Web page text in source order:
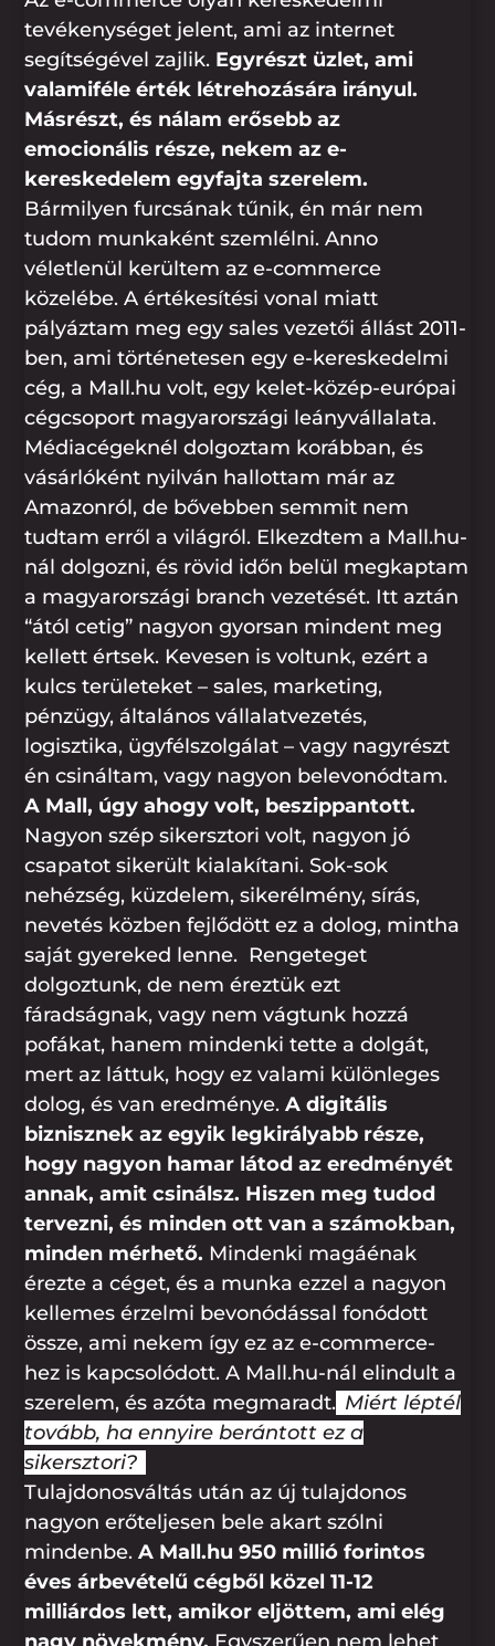
tevékenységet jelent, ami az internet
segítségével zajlik. Egyrészt üzlet, ami
valamiféle érték létrehozására irányul.
Másrészt, és nálam erősebb az
emocionális része, nekem az e-
kereskedelem egyfajta szerelem.
Bármilyen furcsának tűnik, én már nem
tudom munkaként szemlélni. Anno
véletlenül kerültem az e-commerce
közelébe. A értékesítési vonal miatt
pályáztam meg egy sales vezetői állást 2011-
ben, ami történetesen egy e-kereskedelmi
cég, a Mall.hu volt, egy kelet-közép-európai
cégcsoport magyarországi leányvállalata.
Médiacégeknél dolgoztam korábban, és
vásárlóként nyilván hallottam már az
Amazonról, de bővebben semmit nem
tudtam erről a világról. Elkezdtem a Mall.hu-
nál dolgozni, és rövid időn belül megkaptam
a magyarországi branch vezetését. Itt aztán
“ától cetig” nagyon gyorsan mindent meg
kellett értsek. Kevesen is voltunk, ezért a
kulcs területeket – sales, marketing,
pénzügy, általános vállalatvezetés,
logisztika, ügyfélszolgálat – vagy nagyrészt
én csináltam, vagy nagyon belevonódtam.
A Mall, úgy ahogy volt, beszippantott.
Nagyon szép sikersztori volt, nagyon jó
csapatot sikerült kialakítani. Sok-sok
nehézség, küzdelem, sikerélmény, sírás,
nevetés közben fejlődött ez a dolog, mintha
saját gyereked lenne. Rengeteget
dolgoztunk, de nem éreztük ezt
fáradságnak, vagy nem vágtunk hozzá
pofákat, hanem mindenki tette a dolgát,
mert az láttuk, hogy ez valami különleges
dolog, és van eredménye.A digitális
biznisznek az egyik legkirályabb része,
hogy nagyon hamar látod az eredményét
annak, amit csinálsz. Hiszen meg tudod
tervezni, és minden ott van a számokban,
minden mérhető. Mindenki magáénak
érezte a céget, és a munka ezzel a nagyon
kellemes érzelmi bevonódással fonódott
össze, ami nekem így ez az e-commerce-
hez is kapcsolódott. A Mall.hu-nál elindult a
szerelem, és azóta megmaradt. Miért léptél
tovább, ha ennyire berántott ez a
sikersztori?
Tulajdonosváltás után az új tulajdonos
nagyon erőteljesen bele akart szólni
mindenbe.A Mall.hu 950 millió forintos
éves árbevételű cégből közel 11-12
milliárdos lett, amikor eljöttem, ami elég